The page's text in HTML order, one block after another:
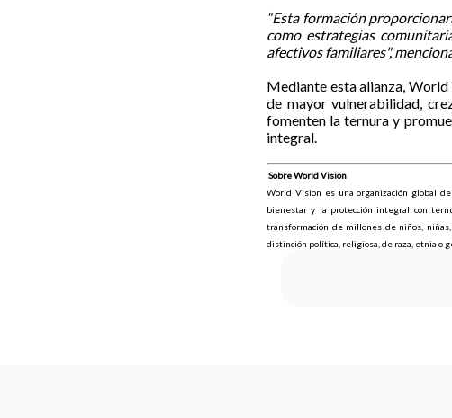
“Esta formación
como estrategias
afectivos familiares",
Mediante esta alianza,
de mayor vulnerabilidad,
fomenten la ternura y
integral.
Sobre World Vision
World Vision es una organización global
bienestar y la protección integral con
transformación de millones de niños,
distinción política, religiosa, de raza, etnia o